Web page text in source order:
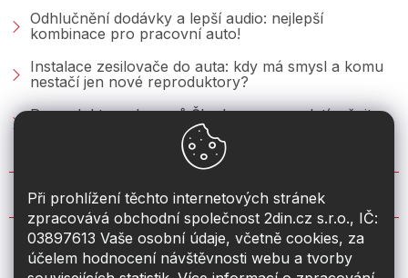
Při prohlížení těchto internetových stránek
zpracovává obchodní společnost 2din.cz s.r.o., IČ:
03897613 Vaše osobní údaje, včetně cookies, za
účelem hodnocení návštěvnosti webu a tvorby
Odhlučnění dodávky a lepší audio: nejlepší
kombinace pro pracovní auto!
Instalace zesilovače do auta: kdy má smysl a komu
nestačí jen nové reproduktory?
Reproduktory do vozů Škoda: co se vyplatí měnit u
Fabie, Octavie a Superbu?
KONTAKT
info@2din.cz